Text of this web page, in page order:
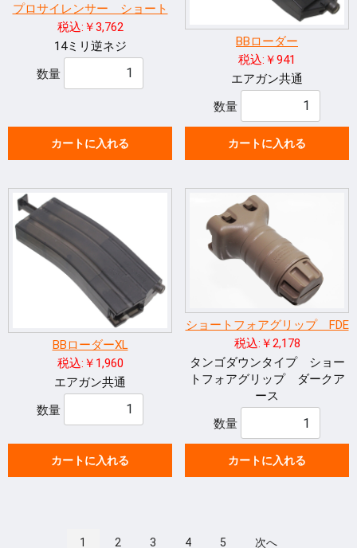
プロサイレンサー ショート
税込:￥3,762
14ミリ逆ネジ
数量
カートに入れる
BBローダー
税込:￥941
エアガン共通
数量
カートに入れる
BBローダーXL
税込:￥1,960
エアガン共通
数量
カートに入れる
ショートフォアグリップ FDE
税込:￥2,178
タンゴダウンタイプ ショー
トフォアグリップ ダークア
ース
数量
カートに入れる
1 2 3 4 5 次へ